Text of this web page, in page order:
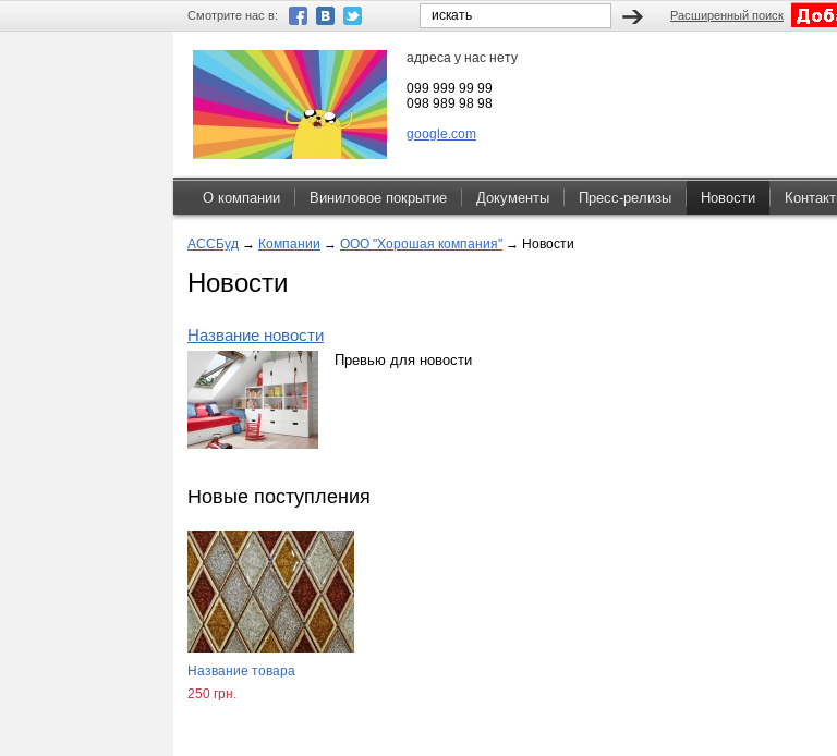
Смотрите нас в: Расширенный поиск
адреса у нас нету
099 999 99 99
098 989 98 98
google.com
О компании Виниловое покрытие Документы Пресс-релизы Новости
АССБуд → Компании → ООО "Хорошая компания" → Новости
Новости
Название новости
Превью для новости
Новые поступления
Название товара
250 грн.